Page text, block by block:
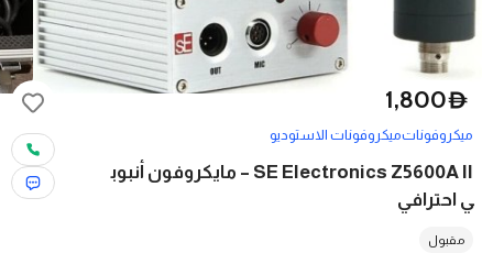
D
1,800
ميكروفوناتميكروفونات الاستوديو
SE Electronics Z5600A II – مايكروفون أنبوب
ي احترافي
مقبول